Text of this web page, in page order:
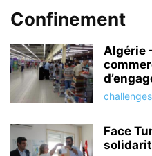
Confinement
Algérie
challenges
Face